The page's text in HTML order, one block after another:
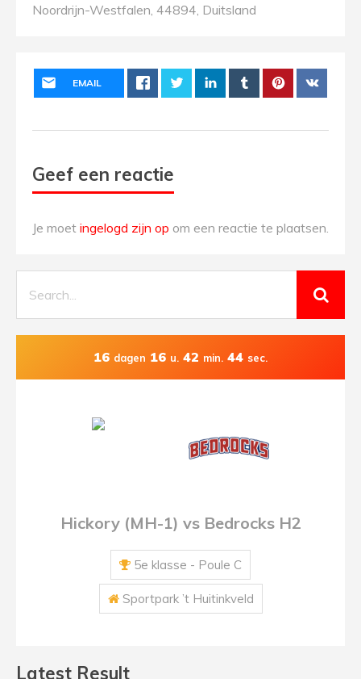
Noordrijn-Westfalen, 44894, Duitsland
EMAIL
Geef een reactie
Je moet ingelogd zijn op om een reactie te plaatsen.
16 dagen 16 u. 42 min. 44 sec.
Hickory (MH-1) vs Bedrocks H2
5e klasse - Poule C
Sportpark ’t Huitinkveld
Latest Result